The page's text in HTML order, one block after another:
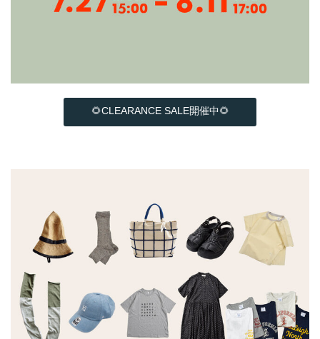
🌻CLEARANCE SALE開催中🌻